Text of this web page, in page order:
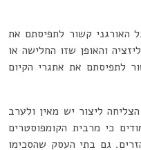
האורגני קשור לתפיסתם את
והאופן שזו החלישה או
לתפיסתם את אתגרי הקיום
ליצור יש מאין ולערב
כי מרבית הקומפוסטרים
גם בתי העסק שהסכימו